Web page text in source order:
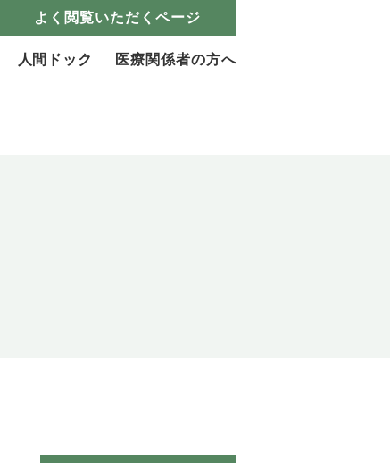
よく閲覧いただくページ
人間ドック 医療関係者の方へ